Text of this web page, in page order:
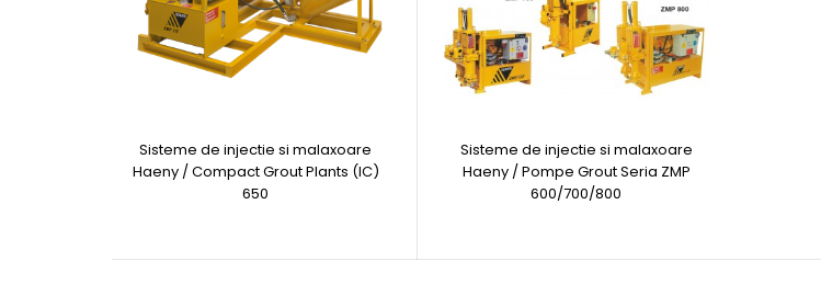
Sisteme de injectie si malaxoare
Haeny / Compact Grout Plants (IC)
650
Sisteme de injectie si malaxoare
Haeny / Pompe Grout Seria ZMP
600/700/800